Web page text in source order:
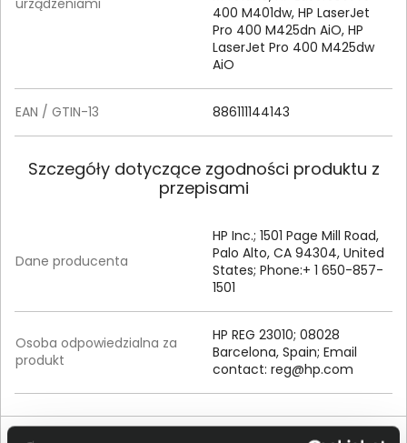
400 M401dw, HP LaserJet
Pro 400 M425dn AiO, HP
LaserJet Pro 400 M425dw
AiO
EAN / GTIN-13 886111144143
Szczegóły dotyczące zgodności produktu z
przepisami
Dane producenta
HP Inc.; 1501 Page Mill Road,
Palo Alto, CA 94304, United
States; Phone:+ 1 650-857-
1501
Osoba odpowiedzialna za
produkt
HP REG 23010; 08028
Barcelona, Spain; Email
contact: reg@hp.com